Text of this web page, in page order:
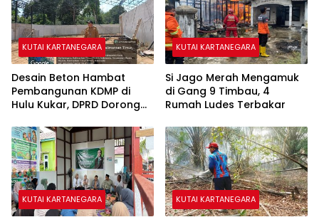
KUTAI KARTANEGARA
Desain Beton Hambat
Pembangunan KDMP di
Hulu Kukar, DPRD Dorong
KUTAI KARTANEGARA
Si Jago Merah Mengamuk
di Gang 9 Timbau, 4
Rumah Ludes Terbakar
KUTAI KARTANEGARA KUTAI KARTANEGARA